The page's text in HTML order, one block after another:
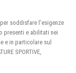
soddisfare l’esigenze
presenti e abilitati nei
e in particolare sul
SPORTIVE,